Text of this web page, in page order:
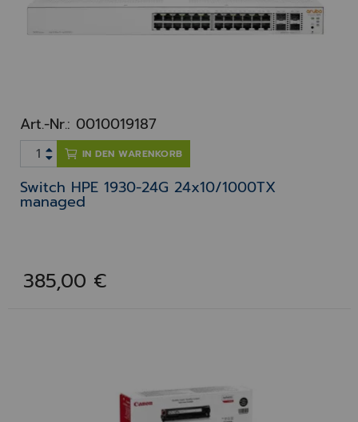
Art.-Nr.: 0010019187
IN DEN WARENKORB
Switch HPE 1930-24G 24x10/1000TX
managed
385,00 €